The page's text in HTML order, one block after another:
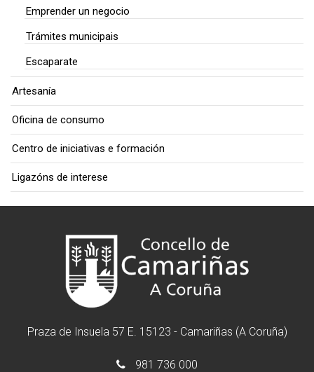
Emprender un negocio
Trámites municipais
Escaparate
Artesanía
Oficina de consumo
Centro de iniciativas e formación
Ligazóns de interese
Praza de Insuela 57 E. 15123 - Camariñas (A Coruña)
981 736 000